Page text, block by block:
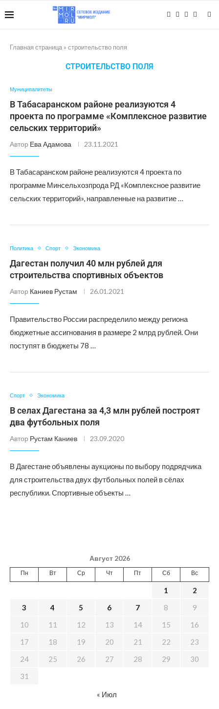
Главная страница » строительство поля
СТРОИТЕЛЬСТВО ПОЛЯ
Муниципалитеты
В Табасаранском районе реализуются 4
проекта по программе «Комплексное развитие
сельских территорий»
Автор Ева Адамова 23.11.2021
В Табасаранском районе реализуются 4 проекта по
программе Минсельхозпрода РД «Комплексное развитие
сельских территорий», направленные на развитие …
Политика Спорт Экономика
Дагестан получил 40 млн рублей для
строительства спортивных объектов
Автор Каниев Рустам 26.01.2021
Правительство России распределило между региона
бюджетные ассигнования в размере 2 млрд рублей. Они
поступят в бюджеты 78 …
Спорт Экономика
В селах Дагестана за 4,3 млн рублей построят
два футбольных поля
Автор Рустам Каниев 23.09.2020
В Дагестане объявлены аукционы по выбору подрядчика
для строительства двух футбольных полей в сёлах
республики. Спортивные объекты …
Август 2026
Пн Вт Ср Чт Пт Сб Вс
1
2
3
4 5 6 7 8
9
10
11 12 13 14 15
16
17
18 19 20 21 22
23
24
25 26 27 28 29
30
31
« Июл